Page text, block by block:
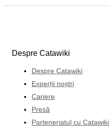
Despre Catawiki
Despre Catawiki
Experții noștri
Cariere
Presă
Parteneriatul cu Catawiki